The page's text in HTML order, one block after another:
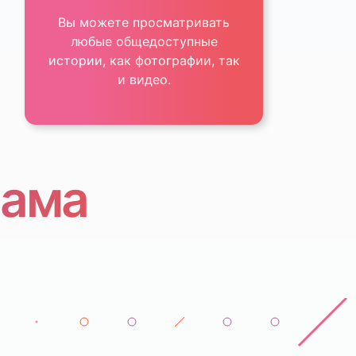
Вы можете просматривать
любые общедоступные
истории, как фотографии, так
и видео.